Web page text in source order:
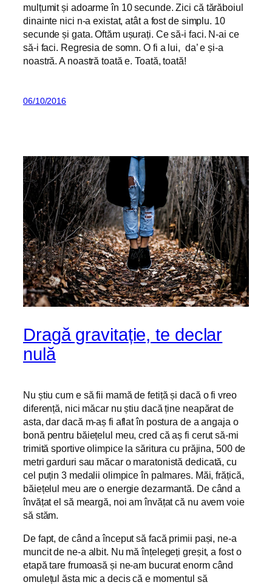
mulțumit și adoarme în 10 secunde. Zici că tărăboiul
dinainte nici n-a existat, atât a fost de simplu. 10
secunde și gata. Oftăm ușurați. Ce să-i faci. N-ai ce
să-i faci. Regresia de somn. O fi a lui, da’ e și-a
noastră. A noastră toată e. Toată, toată!
06/10/2016
Dragă gravitație, te declar
nulă
Nu știu cum e să fii mamă de fetiță și dacă o fi vreo
diferență, nici măcar nu știu dacă ține neapărat de
asta, dar dacă m-aș fi aflat în postura de a angaja o
bonă pentru băiețelul meu, cred că aș fi cerut să-mi
trimită sportive olimpice la săritura cu prăjina, 500 de
metri garduri sau măcar o maratonistă dedicată, cu
cel puțin 3 medalii olimpice în palmares. Măi, frățică,
băiețelul meu are o energie dezarmantă. De când a
învățat el să meargă, noi am învățat că nu avem voie
să stăm.
De fapt, de când a început să facă primii pași, ne-a
muncit de ne-a albit. Nu mă înțelegeți greșit, a fost o
etapă tare frumoasă și ne-am bucurat enorm când
omulețul ăsta mic a decis că e momentul să